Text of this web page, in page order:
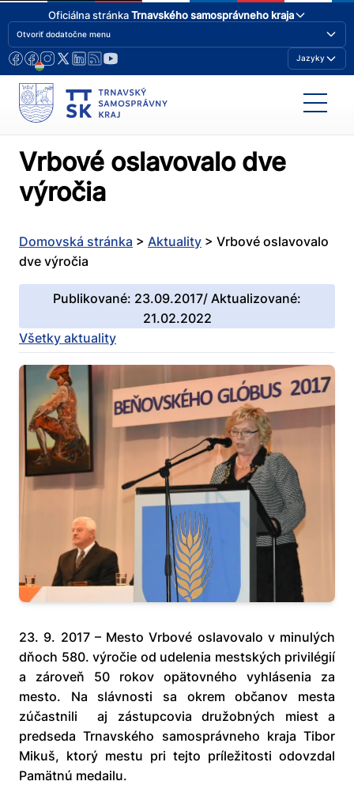
Oficiálna stránkaTrnavského samosprávneho kraja
Otvoriť dodatočne menu
Jazyky
Vrbové oslavovalo dve
výročia
Domovská stránka > Aktuality > Vrbové oslavovalo
dve výročia
Publikované: 23.09.2017/ Aktualizované:
21.02.2022
Všetky aktuality
23. 9. 2017 – Mesto Vrbové oslavovalo v minulých
dňoch 580. výročie od udelenia mestských privilégií
a zároveň 50 rokov opätovného vyhlásenia za
mesto. Na slávnosti sa okrem občanov mesta
zúčastnili aj zástupcovia družobných miest a
predseda Trnavského samosprávneho kraja Tibor
Mikuš, ktorý mestu pri tejto príležitosti odovzdal
Pamätnú medailu.